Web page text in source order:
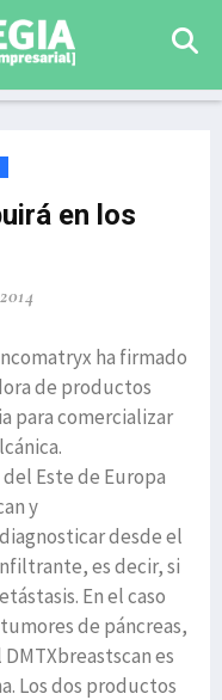
en los
ha firmado
de productos
para comercializar
Este de Europa
y
desde el
es decir, si
En el caso
de páncreas,
es
Los dos productos